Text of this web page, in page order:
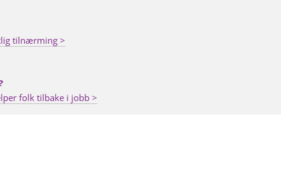
tilnærming >
folk tilbake i jobb >